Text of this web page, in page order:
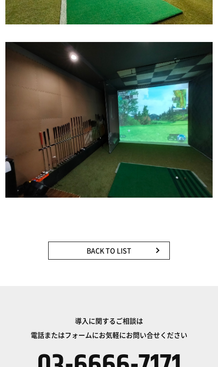
BACK TO LIST
導入に関するご相談は
電話またはフォームにお気軽にお問い合せください